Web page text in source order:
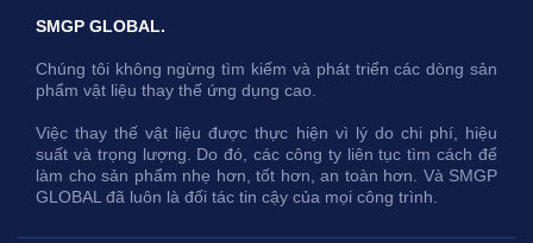
SMGP GLOBAL.
Chúng tôi không ngừng tìm kiếm và phát triển các dòng sản
phẩm vật liệu thay thế ứng dụng cao.
Việc thay thế vật liệu được thực hiện vì lý do chi phí, hiệu
suất và trọng lượng. Do đó, các công ty liên tục tìm cách để
làm cho sản phẩm nhẹ hơn, tốt hơn, an toàn hơn. Và SMGP
GLOBAL đã luôn là đối tác tin cậy của mọi công trình.